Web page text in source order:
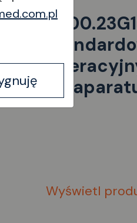
do
Wyświetl